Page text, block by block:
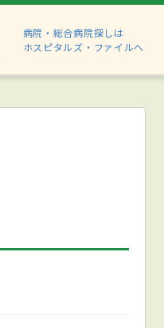
病院・総合病院探しは
ホスピタルズ・ファイルへ